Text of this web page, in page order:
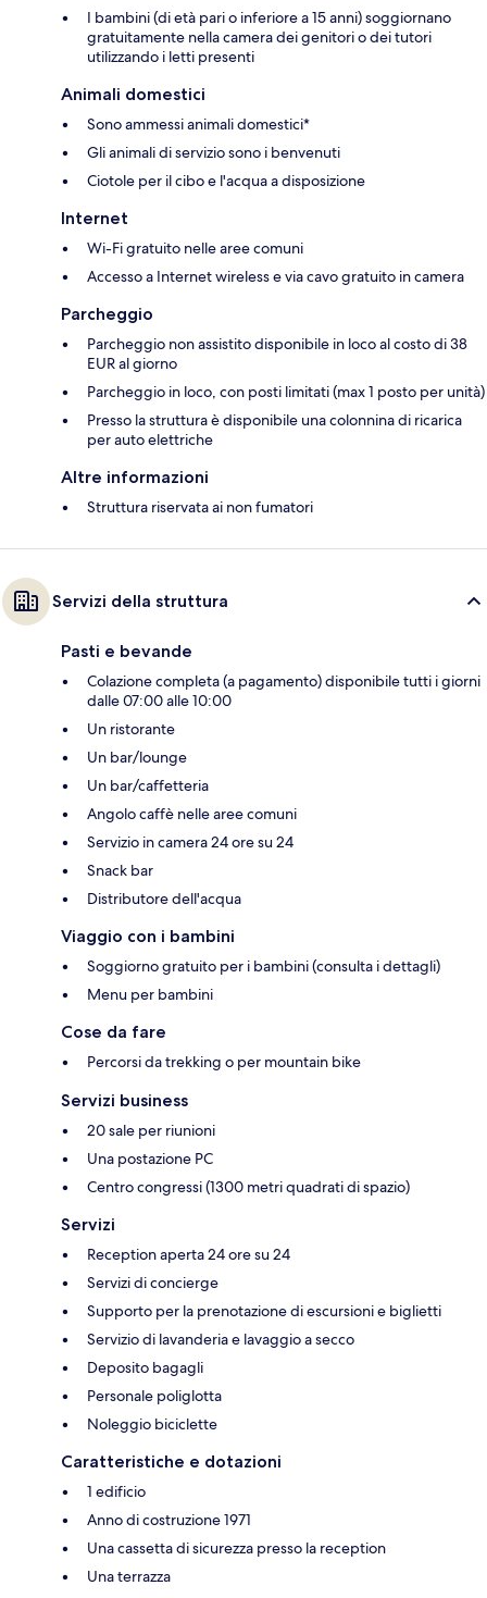
I bambini (di età pari o inferiore a 15 anni) soggiornano
gratuitamente nella camera dei genitori o dei tutori
utilizzando i letti presenti
Animali domestici
Sono ammessi animali domestici*
Gli animali di servizio sono i benvenuti
Ciotole per il cibo e l'acqua a disposizione
Internet
Wi-Fi gratuito nelle aree comuni
Accesso a Internet wireless e via cavo gratuito in camera
Parcheggio
Parcheggio non assistito disponibile in loco al costo di 38
EUR al giorno
Parcheggio in loco, con posti limitati (max 1 posto per unità)
Presso la struttura è disponibile una colonnina di ricarica
per auto elettriche
Altre informazioni
Struttura riservata ai non fumatori
Servizi della struttura
Pasti e bevande
Colazione completa (a pagamento) disponibile tutti i giorni
dalle 07:00 alle 10:00
Un ristorante
Un bar/lounge
Un bar/caffetteria
Angolo caffè nelle aree comuni
Servizio in camera 24 ore su 24
Snack bar
Distributore dell'acqua
Viaggio con i bambini
Soggiorno gratuito per i bambini (consulta i dettagli)
Menu per bambini
Cose da fare
Percorsi da trekking o per mountain bike
Servizi business
20 sale per riunioni
Una postazione PC
Centro congressi (1300 metri quadrati di spazio)
Servizi
Reception aperta 24 ore su 24
Servizi di concierge
Supporto per la prenotazione di escursioni e biglietti
Servizio di lavanderia e lavaggio a secco
Deposito bagagli
Personale poliglotta
Noleggio biciclette
Caratteristiche e dotazioni
1 edificio
Anno di costruzione 1971
Una cassetta di sicurezza presso la reception
Una terrazza